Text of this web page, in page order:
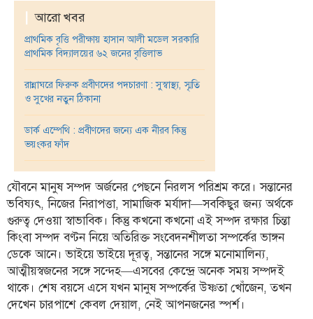
চাঁদপুর
জেলার
খবর
তথ্য-
প্রযুক্তি
মতামত
ধর্ম
শিশু-
কিশোর
ক্যাম্পাস
সাহিত্য
ও
সংস্কৃতি
আরো খবর
প্রাথমিক বৃত্তি পরীক্ষায় হাসান আলী মডেল সরকারি
প্রাথমিক বিদ্যালয়ের ৬২ জনের বৃত্তিলাভ
রান্নাঘরে ফিরুক প্রবীণদের পদচারণা : সুস্বাস্থ্য, স্মৃতি
ও সুখের নতুন ঠিকানা
ডার্ক এম্পেথি : প্রবীণদের জন্যে এক নীরব কিন্তু
ভয়ংকর ফাঁদ
যৌবনে মানুষ সম্পদ অর্জনের পেছনে নিরলস পরিশ্রম করে। সন্তানের
ভবিষ্যৎ, নিজের নিরাপত্তা, সামাজিক মর্যাদা—সবকিছুর জন্য অর্থকে
গুরুত্ব দেওয়া স্বাভাবিক। কিন্তু কখনো কখনো এই সম্পদ রক্ষার চিন্তা
কিংবা সম্পদ বণ্টন নিয়ে অতিরিক্ত সংবেদনশীলতা সম্পর্কের ভাঙ্গন
ডেকে আনে। ভাইয়ে ভাইয়ে দূরত্ব, সন্তানের সঙ্গে মনোমালিন্য,
আত্মীয়স্বজনের সঙ্গে সন্দেহ—এসবের কেন্দ্রে অনেক সময় সম্পদই
থাকে। শেষ বয়সে এসে যখন মানুষ সম্পর্কের উষ্ণতা খোঁজেন, তখন
দেখেন চারপাশে কেবল দেয়াল, নেই আপনজনের স্পর্শ।